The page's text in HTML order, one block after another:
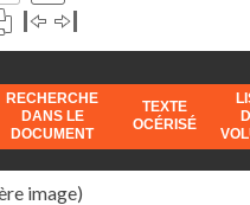
RECHERCHE
DANS LE
DOCUMENT
TEXTE
OCÉRISÉ
image)